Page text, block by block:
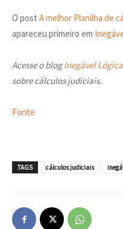
O post A melhor Planilha de
apareceu primeiro em
Acesse o blogInegável Lógica
sobre cálculos judiciais.
Fonte
TAGS cálculos judiciais